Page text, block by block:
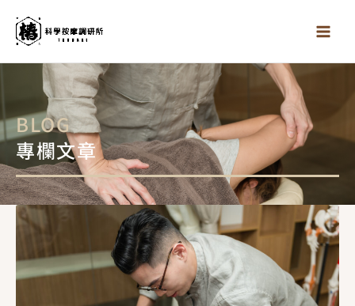
BLOG
專欄文章